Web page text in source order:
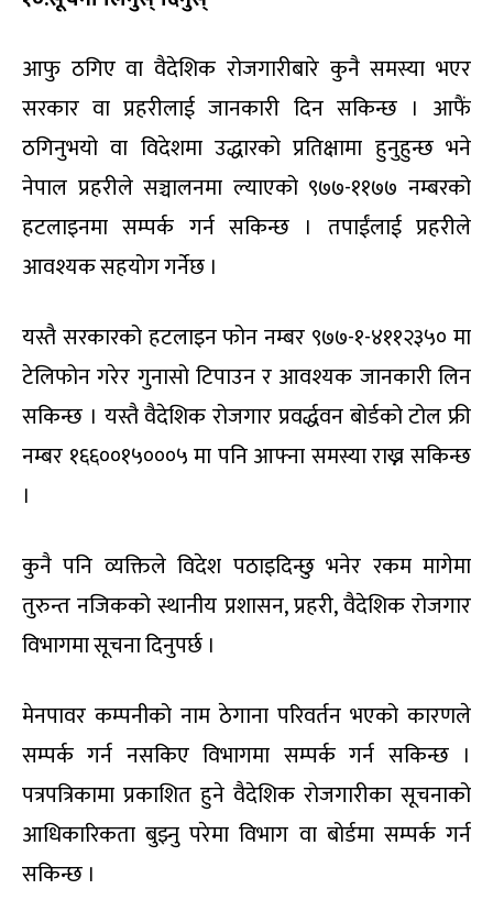
आफु ठगिए वा वैदेशिक रोजगारीबारे कुनै समस्या भएर
सरकार वा प्रहरीलाई जानकारी दिन सकिन्छ । आफैं
ठगिनुभयो वा विदेशमा उद्धारको प्रतिक्षामा हुनुहुन्छ भने
नेपाल प्रहरीले सञ्चालनमा ल्याएको ९७७-११७७ नम्बरको
हटलाइनमा सम्पर्क गर्न सकिन्छ । तपाईंलाई प्रहरीले
आवश्यक सहयोग गर्नेछ ।
यस्तै सरकारको हटलाइन फोन नम्बर ९७७-१-४११२३५० मा
टेलिफोन गरेर गुनासो टिपाउन र आवश्यक जानकारी लिन
सकिन्छ । यस्तै वैदेशिक रोजगार प्रवर्द्धवन बोर्डको टोल फ्री
नम्बर १६६००१५०००५ मा पनि आफ्ना समस्या राख्न सकिन्छ
।
कुनै पनि व्यक्तिले विदेश पठाइदिन्छु भनेर रकम मागेमा
तुरुन्त नजिकको स्थानीय प्रशासन, प्रहरी, वैदेशिक रोजगार
विभागमा सूचना दिनुपर्छ ।
मेनपावर कम्पनीको नाम ठेगाना परिवर्तन भएको कारणले
सम्पर्क गर्न नसकिए विभागमा सम्पर्क गर्न सकिन्छ ।
पत्रपत्रिकामा प्रकाशित हुने वैदेशिक रोजगारीका सूचनाको
आधिकारिकता बुझ्नु परेमा विभाग वा बोर्डमा सम्पर्क गर्न
सकिन्छ ।